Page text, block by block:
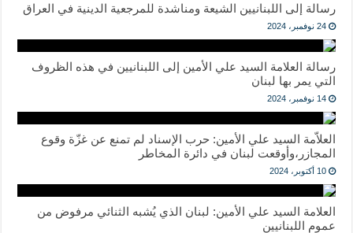
رسالة إلى اللبنانيين الشيعة ومناشدة للمرجعية الدينية في العراق
24 نوفمبر، 2024
رسالة العلامة السيد علي الأمين إلى اللبنانيين في هذه الظروف
التي يمر بها لبنان
14 نوفمبر، 2024
العلاّمة السيد علي الأمين: حرب الإسناد لم تمنع عن غزّة وقوع
المجازر،وأوقعت لبنان في دائرة المخاطر
10 أكتوبر، 2024
العلامة السيد علي الأمين: لبنان الذي يُشبه الثنائي مرفوض من
عموم اللبنانيين